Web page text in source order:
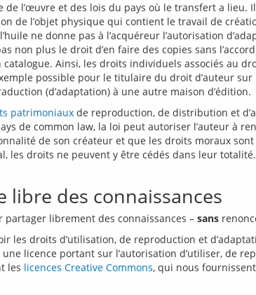
l’œuvre et des lois du pays où le transfert a
de l’objet physique qui contient le travail de
ne donne pas à l’acquéreur l’autorisation
non plus le droit d’en faire des copies sans
Ainsi, les droits individuels associés au
possible pour le titulaire du droit d’auteur
patrimoniaux de reproduction, de distribution et
de common law, la loi peut autoriser l’auteur à
de son créateur et que les droits moraux
les droits ne peuvent y être cédés dans leur
des connaissances
librement des connaissances – sans
les droits d’utilisation, de reproduction et
licence portant sur l’autorisation d’utiliser, de
les licences Creative Commons, qui nous